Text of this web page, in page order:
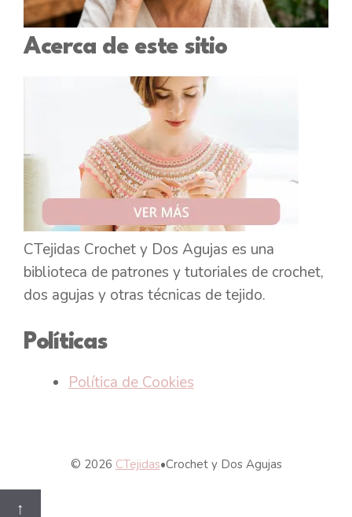
Acerca de este sitio
CTejidas Crochet y Dos Agujas es una
biblioteca de patrones y tutoriales de crochet,
dos agujas y otras técnicas de tejido.
Políticas
Política de Cookies
© 2026 CTejidas•Crochet y Dos Agujas
↑